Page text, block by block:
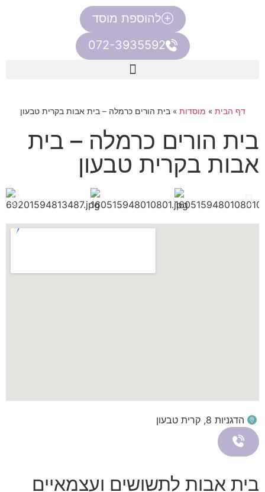
להוספת מוסד
072-3935592
דף הבית » מוסדות »בית הורים כרמלה – בית אבות בקרית טבעון
בית הורים כרמלה – בית
אבות בקרית טבעון
הדגניות 8, קרית טבעון
בית אבות לתשושים ועצמאיים